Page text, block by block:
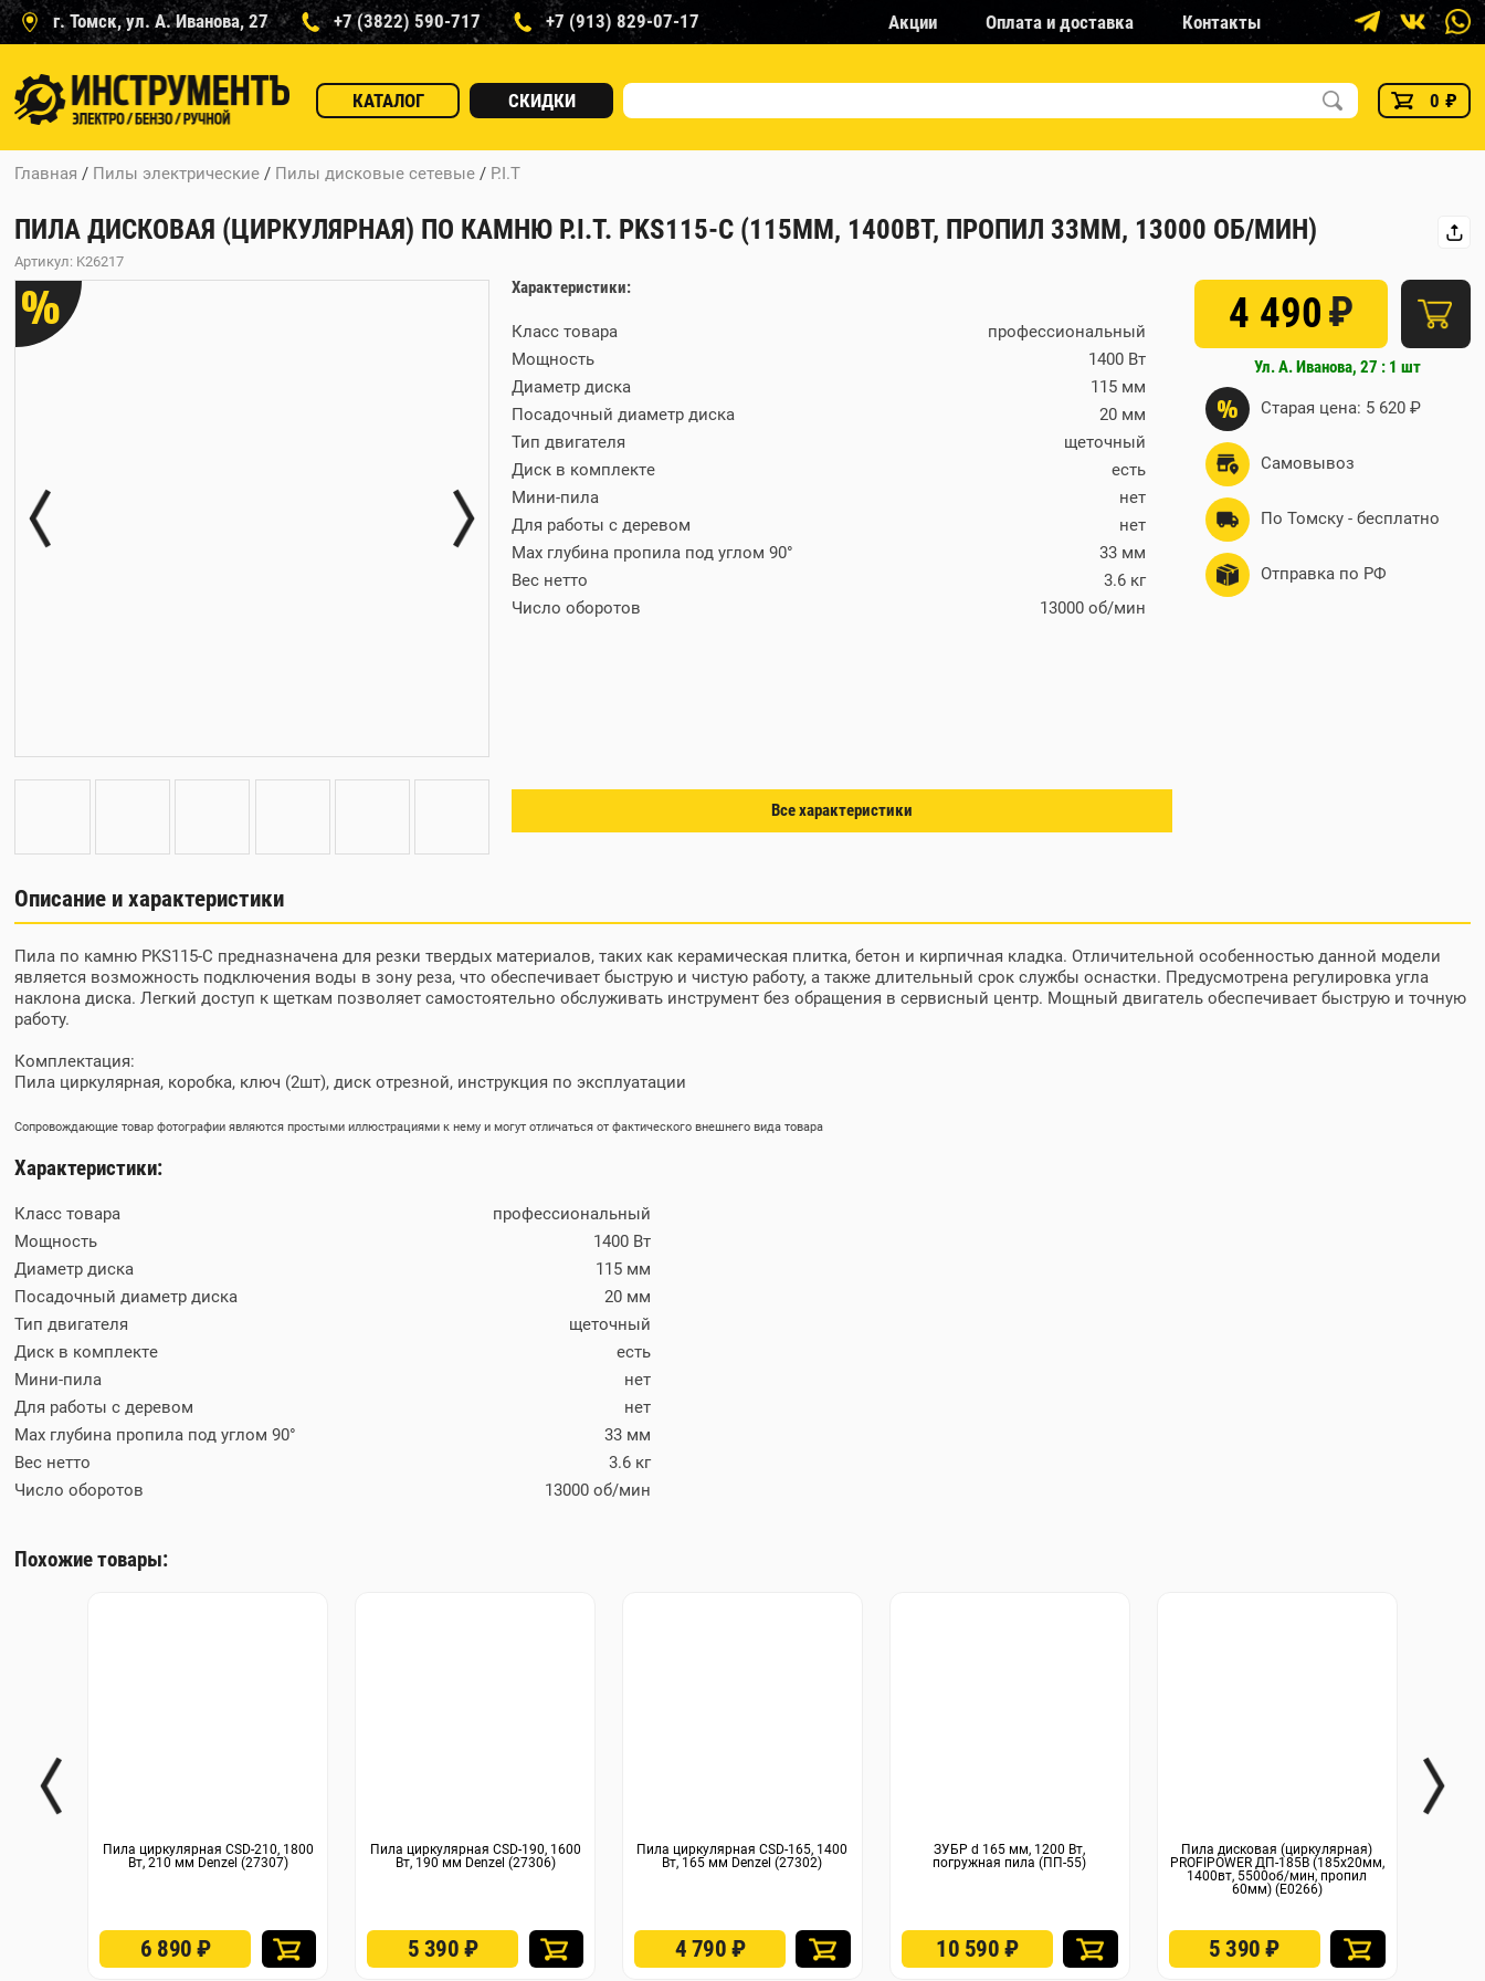
г. Томск, ул. А. Иванова, 27 +7 (3822) 590-717 +7 (913) 829-07-17 Акции Оплата и доставка Контакты
КАТАЛОГ СКИДКИ 0 ₽
Главная / Пилы электрические / Пилы дисковые сетевые / P.I.T
ПИЛА ДИСКОВАЯ (ЦИРКУЛЯРНАЯ) ПО КАМНЮ P.I.T. PKS115-C (115ММ, 1400ВТ, ПРОПИЛ 33ММ, 13000 ОБ/МИН)
Артикул: K26217
% Характеристики:
Класс товара
профессиональный
Мощность
1400 Вт
Диаметр диска
115 мм
Посадочный диаметр диска
20 мм
Тип двигателя
щеточный
Диск в комплекте
есть
Мини-пила
нет
Для работы с деревом
нет
Max глубина пропила под углом 90°
33 мм
Вес нетто
3.6 кг
Число оборотов
13000 об/мин
Все характеристики
4 490₽
Ул. А. Иванова, 27 : 1 шт
% Старая цена: 5 620 ₽
Самовывоз
По Томску - бесплатно
Отправка по РФ
Описание и характеристики
Пила по камню PKS115-C предназначена для резки твердых материалов, таких как керамическая плитка, бетон и кирпичная кладка. Отличительной особенностью данной модели
является возможность подключения воды в зону реза, что обеспечивает быструю и чистую работу, а также длительный срок службы оснастки. Предусмотрена регулировка угла
наклона диска. Легкий доступ к щеткам позволяет самостоятельно обслуживать инструмент без обращения в сервисный центр. Мощный двигатель обеспечивает быструю и точную
работу.
Комплектация:
Пила циркулярная, коробка, ключ (2шт), диск отрезной, инструкция по эксплуатации
Сопровождающие товар фотографии являются простыми иллюстрациями к нему и могут отличаться от фактического внешнего вида товара
Характеристики:
Класс товара
профессиональный
Мощность
1400 Вт
Диаметр диска
115 мм
Посадочный диаметр диска
20 мм
Тип двигателя
щеточный
Диск в комплекте
есть
Мини-пила
нет
Для работы с деревом
нет
Max глубина пропила под углом 90°
33 мм
Вес нетто
3.6 кг
Число оборотов
13000 об/мин
Похожие товары:
Пила циркулярная CSD-210, 1800
Вт, 210 мм Denzel (27307)
6 890₽
Пила циркулярная CSD-190, 1600
Вт, 190 мм Denzel (27306)
5 390 ₽
Пила циркулярная CSD-165, 1400
Вт, 165 мм Denzel (27302)
4 790 ₽
ЗУБР d 165 мм, 1200 Вт,
погружная пила (ПП-55)
10 590 ₽
Пила дисковая (циркулярная)
PROFIPOWER ДП-185B (185х20мм,
1400вт, 5500об/мин, пропил
60мм) (E0266)
5 390₽